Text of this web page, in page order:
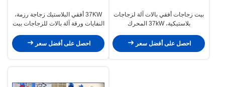
بيت زجاجات أفقي بالات آلة لزجاجات
بلاستيكية، 37kW المحرك
احصل على أفضل سعر
37KW أفقي البلاستيك زجاجة رزمة،
النفايات ورقة آلة بالات للزجاجات بيت
احصل على أفضل سعر